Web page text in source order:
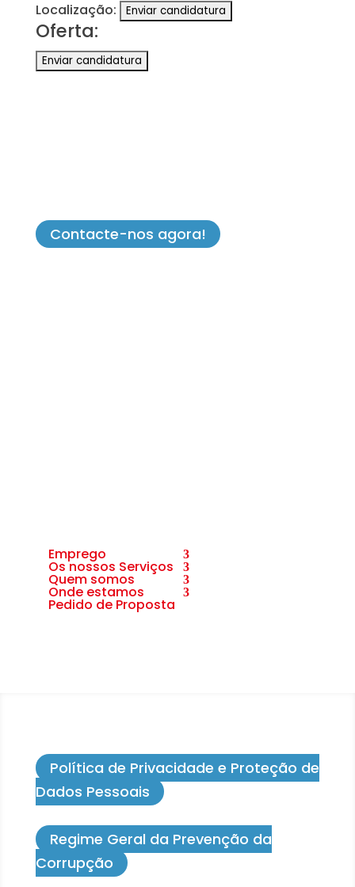
Localização:
Oferta:
Contacte-nos agora!
Emprego
Os nossos Serviços
Quem somos
Onde estamos
Pedido de Proposta
Política de Privacidade e Proteção de
Dados Pessoais
Regime Geral da Prevenção da
Corrupção